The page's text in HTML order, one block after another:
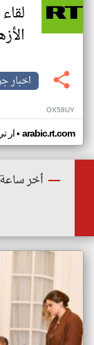
اخبار
OX58UY
ار• arabic.rt.com
أخر